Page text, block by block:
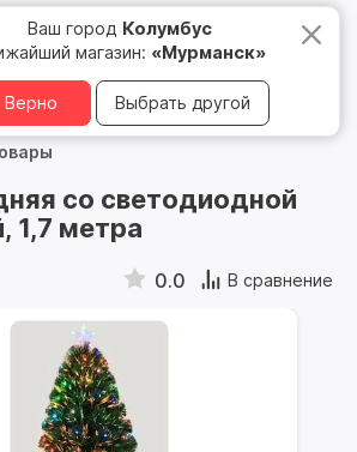
Мурманск
Ваш город Колумбус
магазин: «Мурманск»
Верно Выбрать другой
8 800 500 05 15
со светодиодной
1,7 метра
0.0 В сравнение